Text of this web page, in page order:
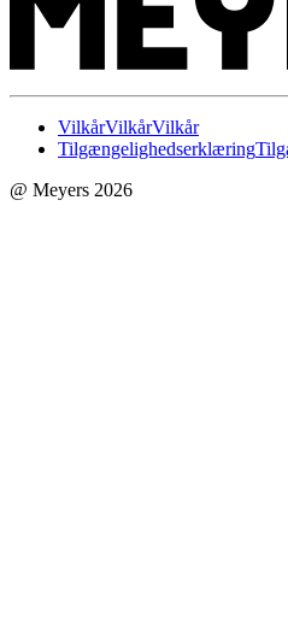
VilkårVilkårVilkår
Tilgængelighedserklæring
@ Meyers 2026